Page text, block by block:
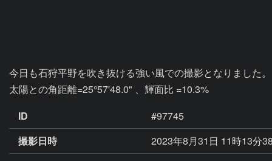
今日も石狩平野を吹き抜ける強い風での撮影となりました。
ID
#97745
撮影日時
2023年8月31日 11時13分